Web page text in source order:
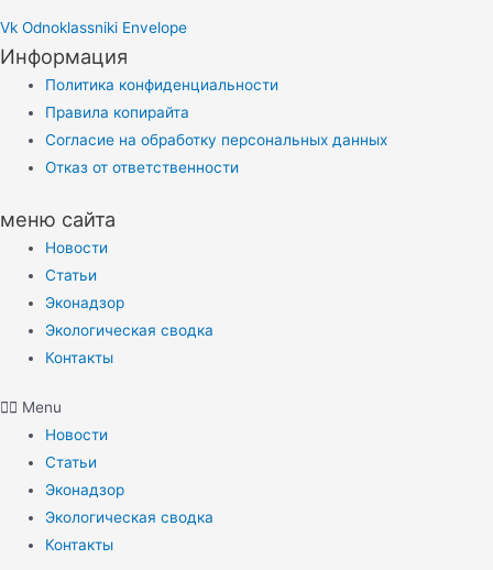
Vk Odnoklassniki Envelope
Информация
Политика конфиденциальности
Правила копирайта
Согласие на обработку персональных данных
Отказ от ответственности
меню сайта
Новости
Статьи
Эконадзор
Экологическая сводка
Контакты
Menu
Новости
Статьи
Эконадзор
Экологическая сводка
Контакты